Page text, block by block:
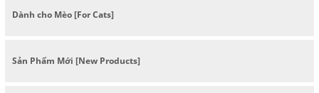
Dành cho Mèo [For Cats]
Sản Phẩm Mới [New Products]